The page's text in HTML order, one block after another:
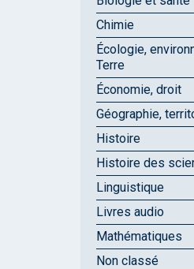
Chimie
Écologie,
Terre
Économie, droit
Géographie,
Histoire
Histoire des
Linguistique
Livres audio
Mathématiques
Non classé